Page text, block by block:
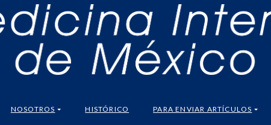
NOSOTROS HISTÓRICO PARA ENVIAR ARTÍCULOS